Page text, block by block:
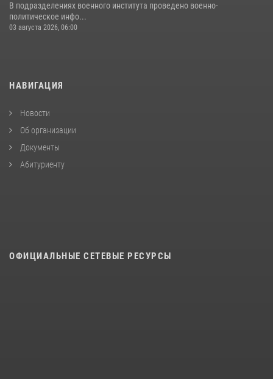
В подразделениях военного института проведено военно-
политическое инфо...
03 августа 2026, 06:00
НАВИГАЦИЯ
Новости
Об организации
Документы
Абитуриенту
ОФИЦИАЛЬНЫЕ СЕТЕВЫЕ РЕСУРСЫ